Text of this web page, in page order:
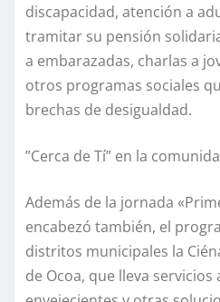
discapacidad, atención a
tramitar su pensión
a embarazadas, charlas a
otros programas sociales
brechas de desigualdad.
”Cerca de Tí” en la
Además de la jornada
encabezó también, el
distritos municipales la
de Ocoa, que lleva servicios